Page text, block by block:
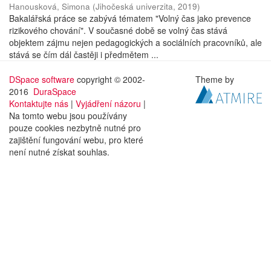
Hanousková, Simona (Jihočeská univerzita, 2019)
Bakalářská práce se zabývá tématem "Volný čas jako prevence
rizikového chování". V současné době se volný čas stává
objektem zájmu nejen pedagogických a sociálních pracovníků, ale
stává se čím dál častěji i předmětem ...
DSpace software copyright © 2002-
2016 DuraSpace
Kontaktujte nás | Vyjádření názoru |
Na tomto webu jsou používány
pouze cookies nezbytně nutné pro
zajištění fungování webu, pro které
není nutné získat souhlas.
Theme by